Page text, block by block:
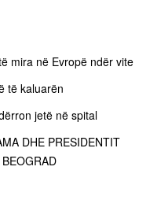
mira në Evropë ndër vite
të kaluarën
jetë në spital
DHE PRESIDENTIT